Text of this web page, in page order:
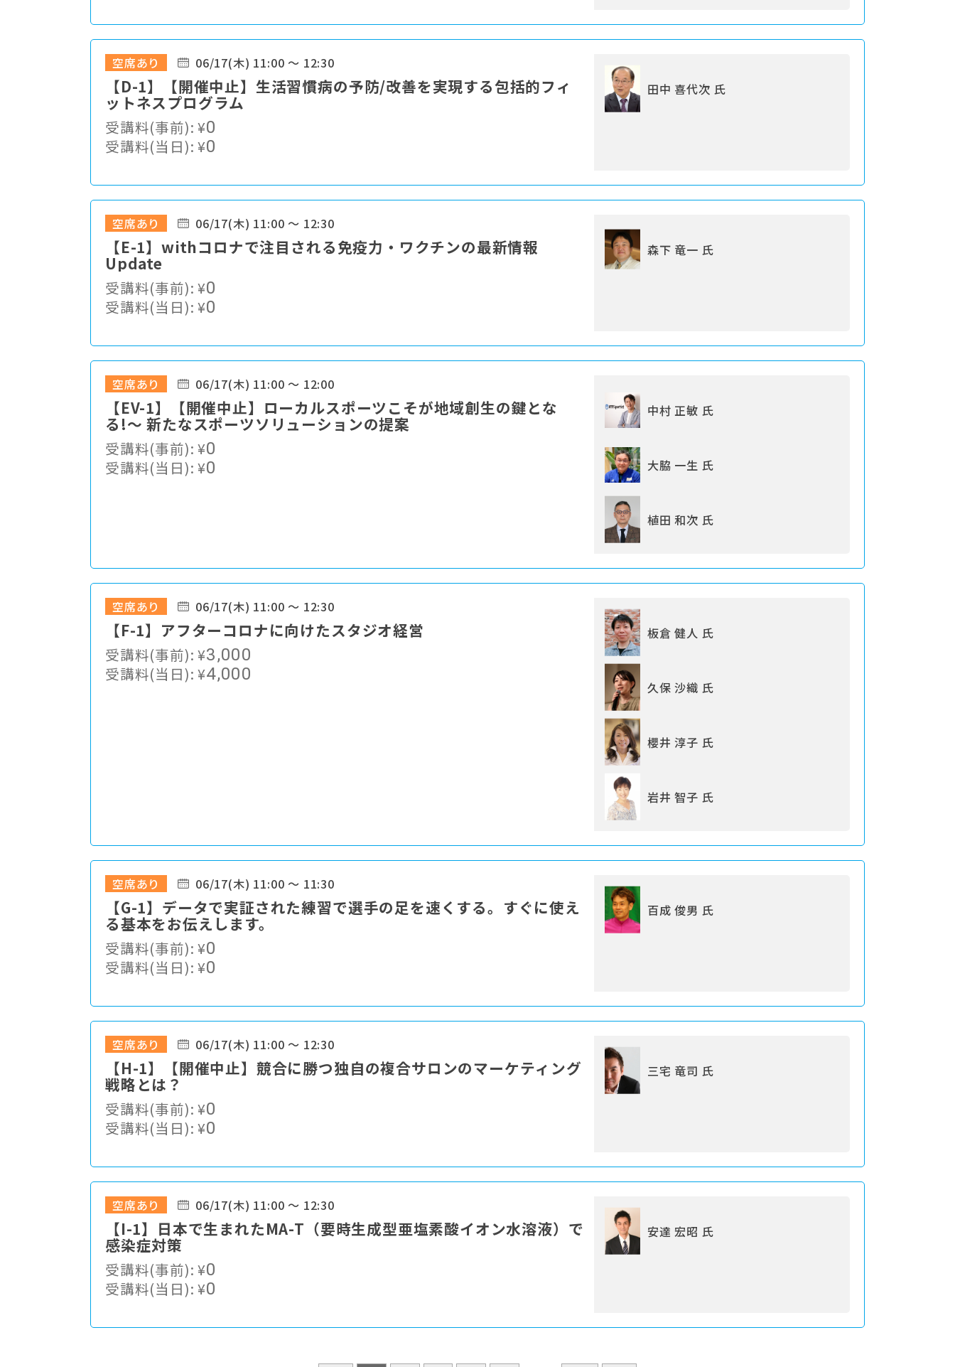
空席あり 06/17(木) 11:00 ～ 12:30
【D-1】【開催中止】生活習慣病の予防/改善を実現する包括的フィ
ットネスプログラム
受講料(事前):¥0
受講料(当日):¥0
田中 喜代次 氏
空席あり 06/17(木) 11:00 ～ 12:30
【E-1】withコロナで注目される免疫力・ワクチンの最新情報
Update
受講料(事前):¥0
受講料(当日):¥0
森下 竜一 氏
空席あり 06/17(木) 11:00 ～ 12:00
【EV-1】【開催中止】ローカルスポーツこそが地域創生の鍵とな
る!〜 新たなスポーツソリューションの提案
受講料(事前):¥0
受講料(当日):¥0
中村 正敏 氏
大脇 一生 氏
植田 和次 氏
空席あり 06/17(木) 11:00 ～ 12:30
【F-1】アフターコロナに向けたスタジオ経営
受講料(事前):¥3,000
受講料(当日):¥4,000
板倉 健人 氏
久保 沙織 氏
櫻井 淳子 氏
岩井 智子 氏
空席あり 06/17(木) 11:00 ～ 11:30
【G-1】データで実証された練習で選手の足を速くする。すぐに使え
る基本をお伝えします。
受講料(事前):¥0
受講料(当日):¥0
百成 俊男 氏
空席あり 06/17(木) 11:00 ～ 12:30
【H-1】【開催中止】競合に勝つ独自の複合サロンのマーケティング
戦略とは？
受講料(事前):¥0
受講料(当日):¥0
三宅 竜司 氏
空席あり 06/17(木) 11:00 ～ 12:30
【I-1】⽇本で⽣まれたMA-T（要時⽣成型亜塩素酸イオン⽔溶液）で
感染症対策
受講料(事前):¥0
受講料(当日):¥0
安達 宏昭 氏